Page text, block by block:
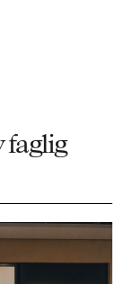
faglig